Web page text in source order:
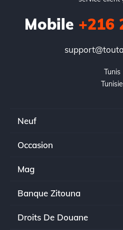
Mobile +216
Tunis
Tunisie
Neuf
Occasion
Mag
Banque Zitouna
Droits De Douane